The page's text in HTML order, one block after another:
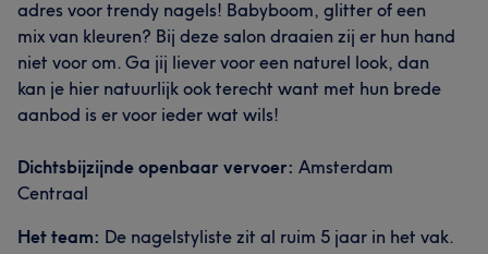
adres voor trendy nagels! Babyboom, glitter of een
mix van kleuren? Bij deze salon draaien zij er hun hand
niet voor om. Ga jij liever voor een naturel look, dan
kan je hier natuurlijk ook terecht want met hun brede
aanbod is er voor ieder wat wils!
Dichtsbijzijnde openbaar vervoer: Amsterdam
Centraal
Het team: De nagelstyliste zit al ruim 5 jaar in het vak.